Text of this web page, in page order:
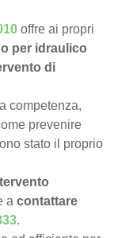
offre ai propri
per idraulico
di
competenza,
prevenire
stato il proprio
acontattare
.